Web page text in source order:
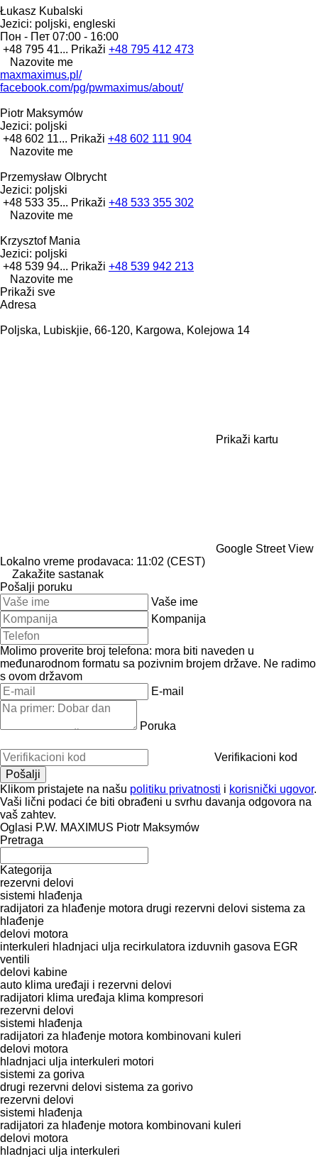
Łukasz Kubalski
Jezici: poljski, engleski
Пон - Пет 07:00 - 16:00
+48 795 41... Prikaži +48 795 412 473
Nazovite me
maxmaximus.pl/
facebook.com/pg/pwmaximus/about/
Piotr Maksymów
Jezici: poljski
+48 602 11... Prikaži +48 602 111 904
Nazovite me
Przemysław Olbrycht
Jezici: poljski
+48 533 35... Prikaži +48 533 355 302
Nazovite me
Krzysztof Mania
Jezici: poljski
+48 539 94... Prikaži +48 539 942 213
Nazovite me
Prikaži sve
Adresa
Poljska, Lubiskjie, 66-120, Kargowa, Kolejowa 14
Prikaži kartu
Google Street View
Lokalno vreme prodavaca: 11:02 (CEST)
Zakažite sastanak
Pošalji poruku
Vaše ime
Kompanija
Molimo proverite broj telefona: mora biti naveden u
međunarodnom formatu sa pozivnim brojem države. Ne radimo
s ovom državom
E-mail
Poruka
Verifikacioni kod
Klikom pristajete na našu politiku privatnosti i korisnički ugovor.
Vaši lični podaci će biti obrađeni u svrhu davanja odgovora na
vaš zahtev.
Oglasi P.W. MAXIMUS Piotr Maksymów
Pretraga
Kategorija
rezervni delovi
sistemi hlađenja
radijatori za hlađenje motora drugi rezervni delovi sistema za
hlađenje
delovi motora
interkuleri hladnjaci ulja recirkulatora izduvnih gasova EGR
ventili
delovi kabine
auto klima uređaji i rezervni delovi
radijatori klima uređaja klima kompresori
rezervni delovi
sistemi hlađenja
radijatori za hlađenje motora kombinovani kuleri
delovi motora
hladnjaci ulja interkuleri motori
sistemi za goriva
drugi rezervni delovi sistema za gorivo
rezervni delovi
sistemi hlađenja
radijatori za hlađenje motora kombinovani kuleri
delovi motora
hladnjaci ulja interkuleri